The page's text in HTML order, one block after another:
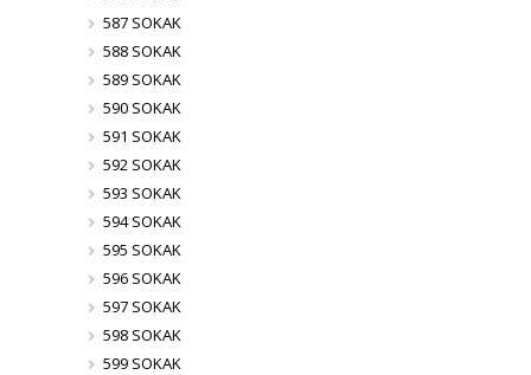
587 SOKAK
588 SOKAK
589 SOKAK
590 SOKAK
591 SOKAK
592 SOKAK
593 SOKAK
594 SOKAK
595 SOKAK
596 SOKAK
597 SOKAK
598 SOKAK
599 SOKAK